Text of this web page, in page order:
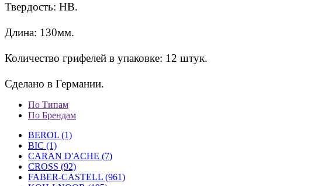
Твердость: НВ.
Длина: 130мм.
Количество грифелей в упаковке: 12 штук.
Сделано в Германии.
По Типам
По Брендам
BEROL (1)
BIC (1)
CARAN D'ACHE (7)
CROSS (92)
FABER-CASTELL (961)